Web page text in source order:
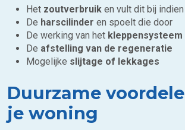
Het zoutverbruik en vult dit bij
De harscilinder en spoelt die door
De werking van het kleppensysteem
De afstelling van de regeneratie
Mogelijke slijtage of lekkages
Duurzame
je woning